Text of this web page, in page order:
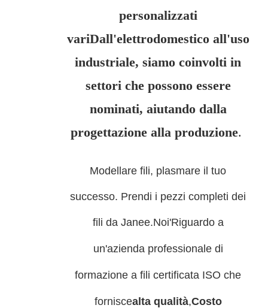
personalizzati
variDall'elettrodomestico all'uso
industriale, siamo coinvolti in
settori che possono essere
nominati, aiutando dalla
progettazione alla produzione.
Modellare fili, plasmare il tuo
successo. Prendi i pezzi completi dei
fili da Janee.Noi'Riguardo a
un'azienda professionale di
formazione a fili certificata ISO che
forniscealta qualità,Costo